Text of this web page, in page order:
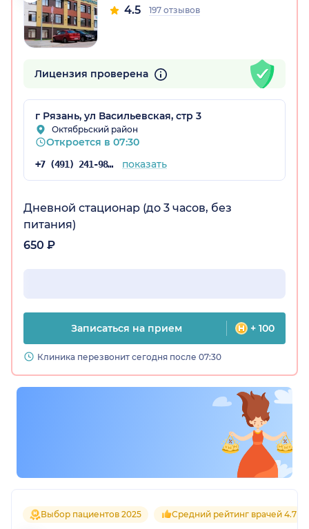
4.5 197 отзывов
Лицензия проверена
г Рязань, ул Васильевская, стр 3
Октябрьский район
Откроется в 07:30
+7 (491) 241-98-46 показать
Дневной стационар (до 3 часов, без
питания)
650 ₽
Записаться на прием + 100
Клиника перезвонит сегодня после 07:30
Выбор пациентов 2025 Средний рейтинг врачей 4.7